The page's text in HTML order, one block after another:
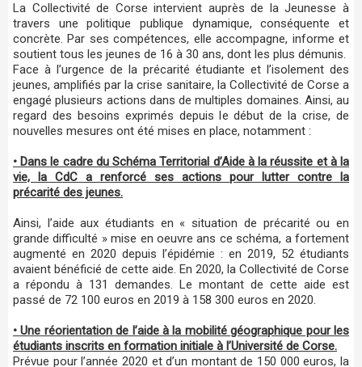
La Collectivité de Corse intervient auprès de la Jeunesse à
travers une politique publique dynamique, conséquente et
concrète. Par ses compétences, elle accompagne, informe et
soutient tous les jeunes de 16 à 30 ans, dont les plus démunis.
Face à l’urgence de la précarité étudiante et l’isolement des
jeunes, amplifiés par la crise sanitaire, la Collectivité de Corse a
engagé plusieurs actions dans de multiples domaines. Ainsi, au
regard des besoins exprimés depuis le début de la crise, de
nouvelles mesures ont été mises en place, notamment :
• Dans le cadre du Schéma Territorial d’Aide à la réussite et à la
vie, la CdC a renforcé ses actions pour lutter contre la
précarité des jeunes.
Ainsi, l’aide aux étudiants en « situation de précarité ou en
grande difficulté » mise en oeuvre ans ce schéma, a fortement
augmenté en 2020 depuis l’épidémie : en 2019, 52 étudiants
avaient bénéficié de cette aide. En 2020, la Collectivité de Corse
a répondu à 131 demandes. Le montant de cette aide est
passé de 72 100 euros en 2019 à 158 300 euros en 2020.
• Une réorientation de l’aide à la mobilité géographique pour les
étudiants inscrits en formation initiale à l’Université de Corse.
Prévue pour l’année 2020 et d’un montant de 150 000 euros, la